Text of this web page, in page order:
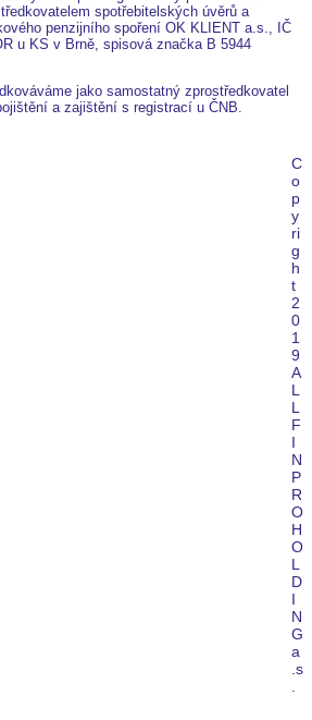
spotřebitelských úvěrů a
penzijního spoření OK KLIENT a.s., IČ
u KS v Brně, spisová značka B 5944
jako samostatný zprostředkovatel
a zajištění s registrací u ČNB.
C
o
p
y
ri
g
h
t
2
0
1
9
A
L
L
F
I
N
P
R
O
H
O
L
D
I
N
G
a
.s